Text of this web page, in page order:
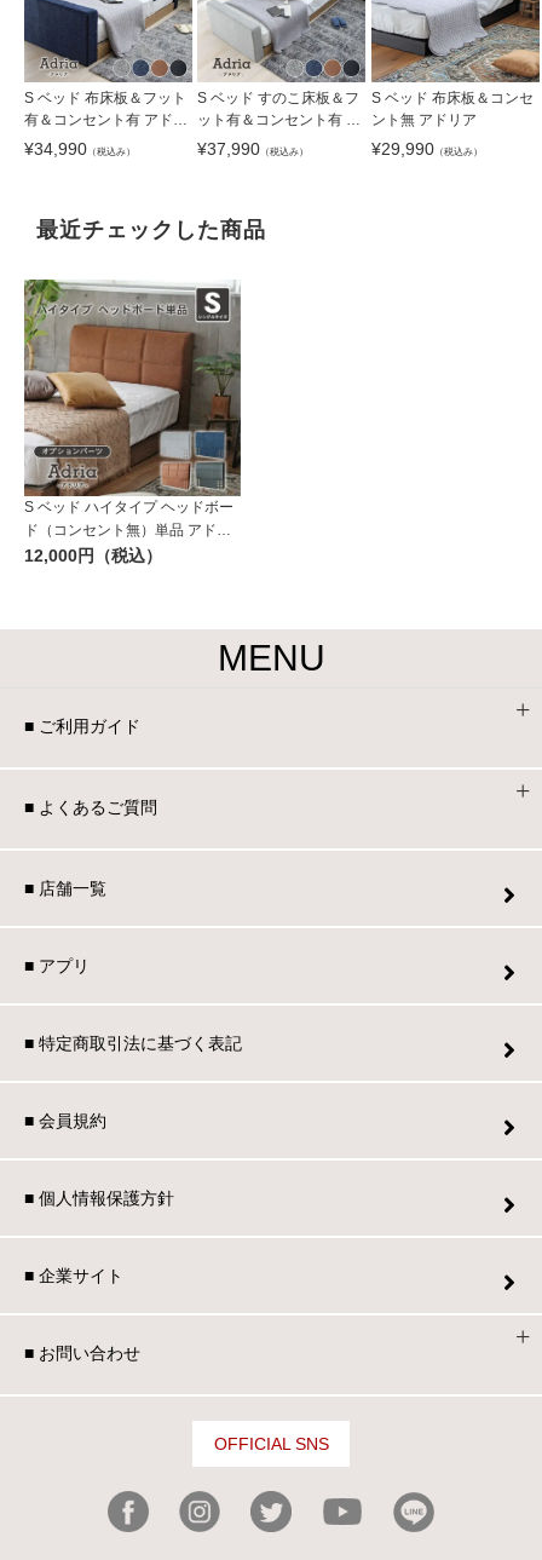
S ベッド 布床板＆フット
有＆コンセント有 アドリ
ア
¥34,990 （税込み）
S ベッド すのこ床板＆フ
ット有＆コンセント有 ア
ドリア
¥37,990 （税込み）
S ベッド 布床板＆コンセ
ント無 アドリア
¥29,990（税込み）
最近チェックした商品
S ベッド ハイタイプ ヘッドボー
ド（コンセント無）単品 アドリ
ア
12,000円（税込）
MENU
■ ご利用ガイド
■ よくあるご質問
■ 店舗一覧
■ アプリ
■ 特定商取引法に基づく表記
■ 会員規約
■ 個人情報保護方針
■ 企業サイト
■ お問い合わせ
OFFICIAL SNS